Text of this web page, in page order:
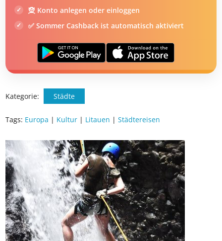
🧝 Konto anlegen oder einloggen
✅ Sommer Cashback ist automatisch aktiviert
Kategorie: Städte
Tags: Europa | Kultur | Litauen |Städtereisen